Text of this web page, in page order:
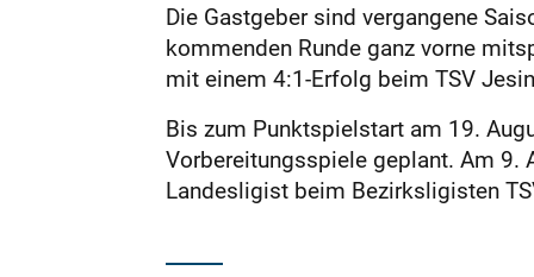
Die Gastgeber sind vergangene
kommenden Runde ganz vorne
mit einem 4:1-Erfolg beim TSV
Bis zum Punktspielstart am 19.
Vorbereitungsspiele geplant. Am 9.
Landesligist beim Bezirksligisten